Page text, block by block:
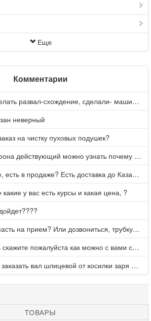
Еще
Комментарии
Подогнал сделать развал-схождение, сделали- машина уходит на право и колеса проверил все хорошо с атмосферами ужас как можно делать авто, не ужели не берегут свою репутацию, не советую.
неверный
на чистку пуховых подушек?
Номер телефона действующий можно узнать почему номер неправельный
Здравствуйте, есть в продаже? Есть доставка до Казани?
какие у вас есть курсы и какая цена, ?
как к вам попасть на прием? Или дозвониться, трубку не берете.
Добрый день скажите пожалуйста как можно с вами связаться . Телефон не отвечает .Заказала кухню в тц Хороший есть претензии а менеджер контактов не дает .Что делать?
У Вас можно заказать вал шлицевой от косилки заря для мтз, который соединяет мотоблок с косилкой.?
ТОВАРЫ